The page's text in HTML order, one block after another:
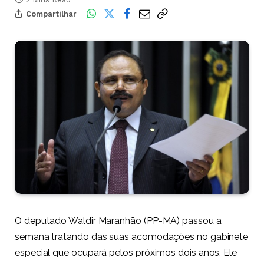
Compartilhar
O deputado Waldir Maranhão (PP-MA) passou a
semana tratando das suas acomodações no gabinete
especial que ocupará pelos próximos dois anos. Ele